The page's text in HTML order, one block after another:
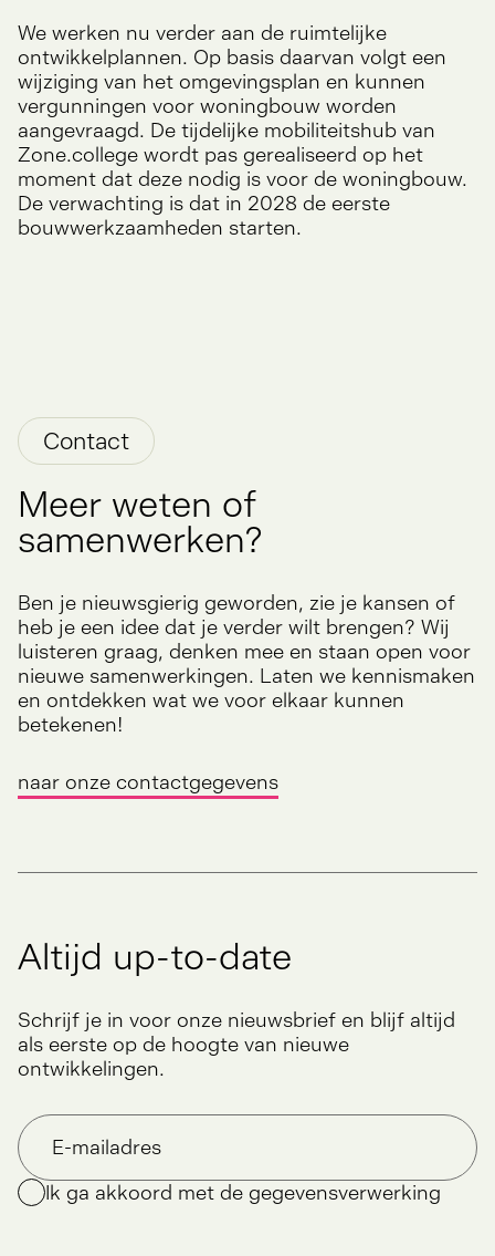
We werken nu verder aan de ruimtelijke
ontwikkelplannen. Op basis daarvan volgt een
wijziging van het omgevingsplan en kunnen
vergunningen voor woningbouw worden
aangevraagd. De tijdelijke mobiliteitshub van
Zone.college wordt pas gerealiseerd op het
moment dat deze nodig is voor de woningbouw.
De verwachting is dat in 2028 de eerste
bouwwerkzaamheden starten.
Contact
Meer weten of
samenwerken?
Ben je nieuwsgierig geworden, zie je kansen of
heb je een idee dat je verder wilt brengen? Wij
luisteren graag, denken mee en staan open voor
nieuwe samenwerkingen. Laten we kennismaken
en ontdekken wat we voor elkaar kunnen
betekenen!
naar onze contactgegevens
Altijd up-to-date
Schrijf je in voor onze nieuwsbrief en blijf altijd
als eerste op de hoogte van nieuwe
ontwikkelingen.
Ik ga akkoord met de gegevensverwerking